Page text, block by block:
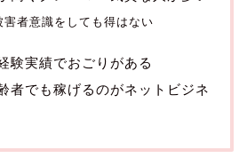
害者意識をしても得はない
験実績でおごりがある
者でも稼げるのがネットビジネ